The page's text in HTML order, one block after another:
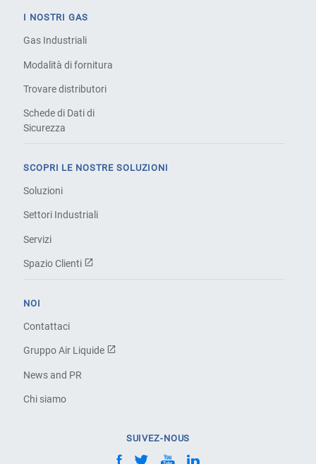
I NOSTRI GAS
Gas Industriali
Modalità di fornitura
Trovare distributori
Schede di Dati di
Sicurezza
SCOPRI LE NOSTRE SOLUZIONI
Soluzioni
Settori Industriali
Servizi
Spazio Clienti
NOI
Contattaci
Gruppo Air Liquide
News and PR
Chi siamo
SUIVEZ-NOUS